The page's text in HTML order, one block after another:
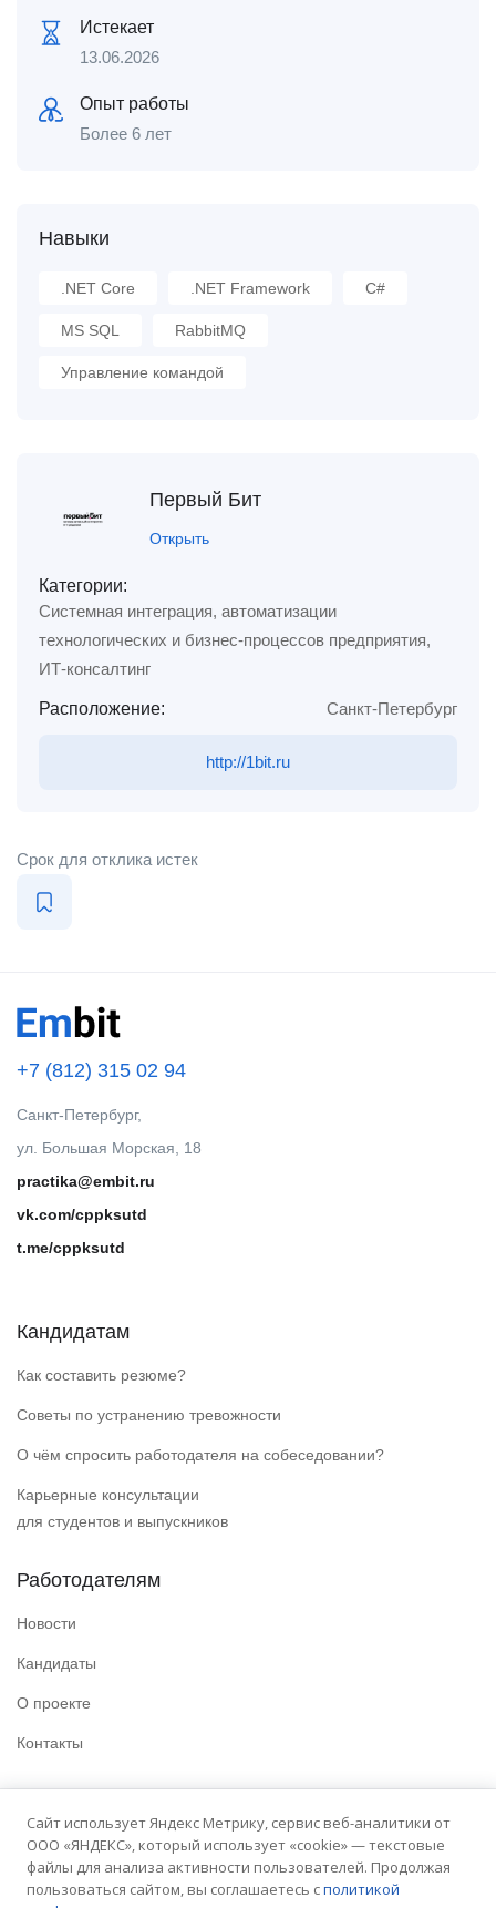
Истекает
13.06.2026
Опыт работы
Более 6 лет
Навыки
.NET Core .NET Framework C#
MS SQL RabbitMQ
Управление командой
Первый Бит
Открыть
Категории:
Системная интеграция, автоматизации
технологических и бизнес-процессов предприятия,
ИТ-консалтинг
Расположение: Санкт-Петербург
http://1bit.ru
Срок для отклика истек
+7 (812) 315 02 94
Санкт-Петербург,
ул. Большая Морская, 18
practika@embit.ru
vk.com/cppksutd
t.me/cppksutd
Кандидатам
Как составить резюме?
Советы по устранению тревожности
О чём спросить работодателя на собеседовании?
Карьерные консультации
для студентов и выпускников
Работодателям
Новости
Кандидаты
О проекте
Контакты
Политика конфиденциальности
Условия использования
Сайт использует Яндекс Метрику, сервис веб-аналитики от
ООО «ЯНДЕКС», который использует «cookie» — текстовые
файлы для анализа активности пользователей. Продолжая
пользоваться сайтом, вы соглашаетесь сполитикой